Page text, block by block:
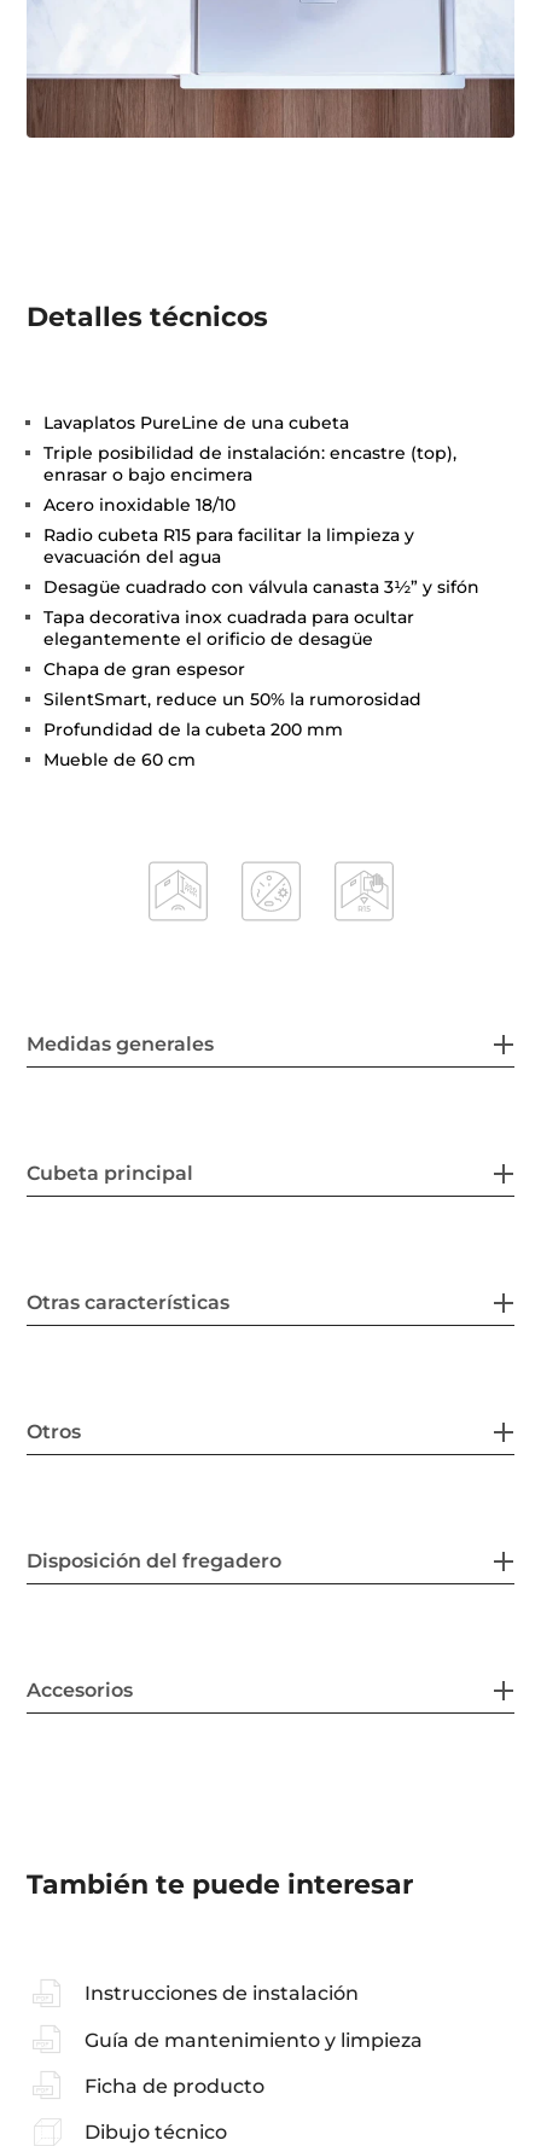
Detalles técnicos
Lavaplatos PureLine de una cubeta
Triple posibilidad de instalación: encastre (top),
enrasar o bajo encimera
Acero inoxidable 18/10
Radio cubeta R15 para facilitar la limpieza y
evacuación del agua
Desagüe cuadrado con válvula canasta 3½” y sifón
Tapa decorativa inox cuadrada para ocultar
elegantemente el orificio de desagüe
Chapa de gran espesor
SilentSmart, reduce un 50% la rumorosidad
Profundidad de la cubeta 200 mm
Mueble de 60 cm
Medidas generales
Cubeta principal
Otras características
Otros
Disposición del fregadero
Accesorios
También te puede interesar
Instrucciones de instalación
Guía de mantenimiento y limpieza
Ficha de producto
Dibujo técnico